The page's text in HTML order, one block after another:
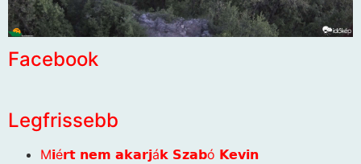
Facebook
Legfrissebb
M𝗶é𝗿𝘁 𝗻𝗲𝗺 𝗮𝗸𝗮𝗿𝗷á𝗸 𝗦𝘇𝗮𝗯ó 𝗞𝗲𝘃𝗶𝗻